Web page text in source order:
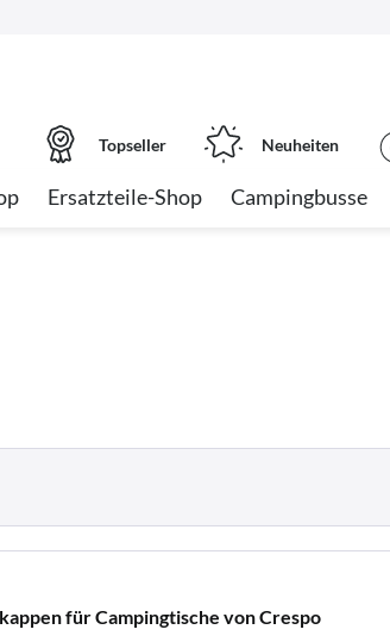
Topseller Neuheiten
Ersatzteile-Shop Campingbusse
für Campingtische von Crespo